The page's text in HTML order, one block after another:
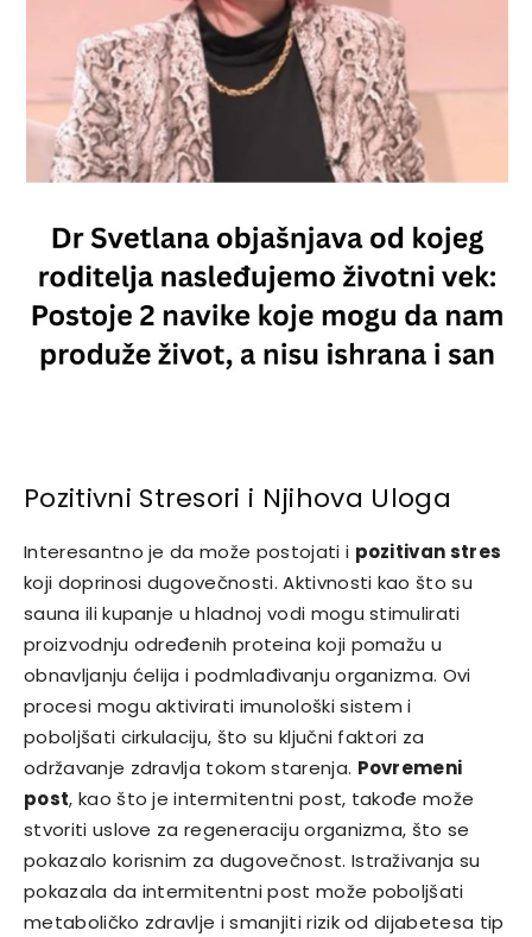
Pozitivni Stresori i Njihova Uloga
Interesantno je da može postojati i pozitivan stres
koji doprinosi dugovečnosti. Aktivnosti kao što su
sauna ili kupanje u hladnoj vodi mogu stimulirati
proizvodnju određenih proteina koji pomažu u
obnavljanju ćelija i podmlađivanju organizma. Ovi
procesi mogu aktivirati imunološki sistem i
poboljšati cirkulaciju, što su ključni faktori za
održavanje zdravlja tokom starenja. Povremeni
post, kao što je intermitentni post, takođe može
stvoriti uslove za regeneraciju organizma, što se
pokazalo korisnim za dugovečnost. Istraživanja su
pokazala da intermitentni post može poboljšati
metaboličko zdravlje i smanjiti rizik od dijabetesa tip